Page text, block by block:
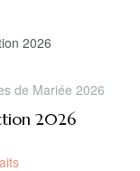
de Mariée 2026
2026